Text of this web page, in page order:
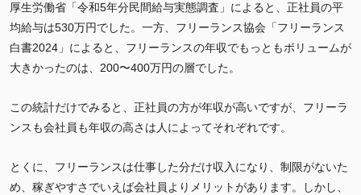
厚生労働省「令和5年分民間給与実態調査」によると、正社員の平
均給与は530万円でした。一方、フリーランス協会「フリーランス
白書2024」によると、フリーランスの年収でもっともボリュームが
大きかったのは、200〜400万円の層でした。
この統計だけでみると、正社員の方が年収が高いですが、フリーラ
ンスも会社員も年収の高さは人によってそれぞれです。
とくに、フリーランスは仕事した分だけ収入になり、制限がないた
め、稼ぎやすさでいえば会社員よりメリットがあります。しかし、